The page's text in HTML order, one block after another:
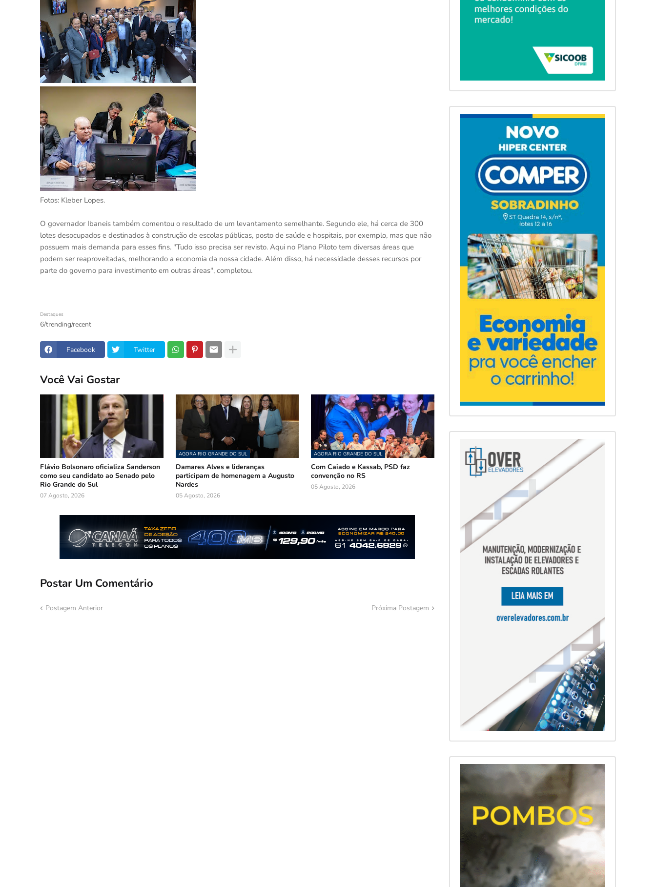
Fotos: Kleber Lopes.
O governador Ibaneis também comentou o resultado de um levantamento semelhante. Segundo ele, há cerca de 300
lotes desocupados e destinados à construção de escolas públicas, posto de saúde e hospitais, por exemplo, mas que não
possuem mais demanda para esses fins. "Tudo isso precisa ser revisto. Aqui no Plano Piloto tem diversas áreas que
podem ser reaproveitadas, melhorando a economia da nossa cidade. Além disso, há necessidade desses recursos por
parte do governo para investimento em outras áreas", completou.
Destaques
6/trending/recent
Facebook Twitter
Você Vai Gostar
Flávio Bolsonaro oficializa Sanderson
como seu candidato ao Senado pelo
Rio Grande do Sul
07 Agosto, 2026
AGORA RIO GRANDE DO SUL
Damares Alves e lideranças
participam de homenagem a Augusto
Nardes
05 Agosto, 2026
AGORA RIO GRANDE DO SUL
Com Caiado e Kassab, PSD faz
convenção no RS
05 Agosto, 2026
Postar Um Comentário
Postagem Anterior Próxima Postagem